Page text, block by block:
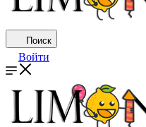
Поиск
Войти